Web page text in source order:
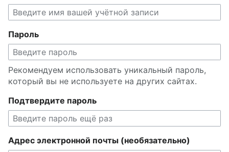
Пароль
Рекомендуем использовать уникальный пароль,
который вы не используете на других сайтах.
Подтвердите пароль
Адрес электронной почты (необязательно)